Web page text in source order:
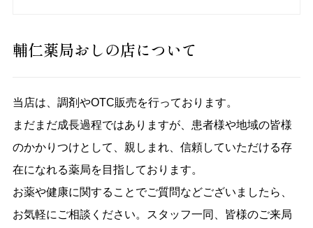
輔仁薬局おしの店について
当店は、調剤やOTC販売を行っております。
まだまだ成長過程ではありますが、患者様や地域の皆様
のかかりつけとして、親しまれ、信頼していただける存
在になれる薬局を目指しております。
お薬や健康に関することでご質問などございましたら、
お気軽にご相談ください。スタッフ一同、皆様のご来局